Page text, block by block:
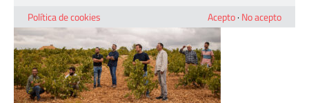
Política de cookies
Acepto· No acepto